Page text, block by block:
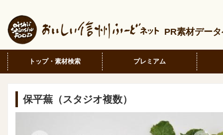
PR素材デー
トップ・素材検索 プレミアム
保平蕪（スタジオ複数）